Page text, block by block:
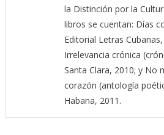
la Distinción por la
libros se cuentan: Días
Editorial Letras
Irrelevancia crónica
Santa Clara, 2010; y No
corazón (antología
Habana, 2011.